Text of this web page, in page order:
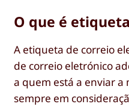
O que é
A etiqueta de correio
de correio eletrónico
a quem está a enviar
sempre em